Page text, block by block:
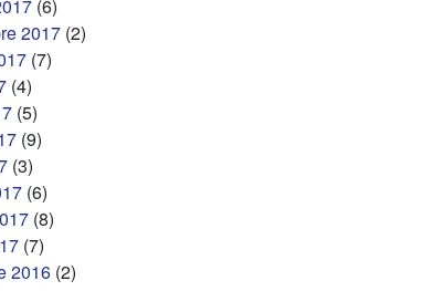
(6)
2017 (2)
(7)
(4)
(5)
(9)
(3)
(6)
(8)
(7)
2016 (2)